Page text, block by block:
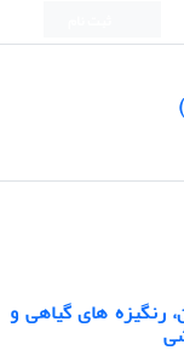
رنگیزه های گیاهی و